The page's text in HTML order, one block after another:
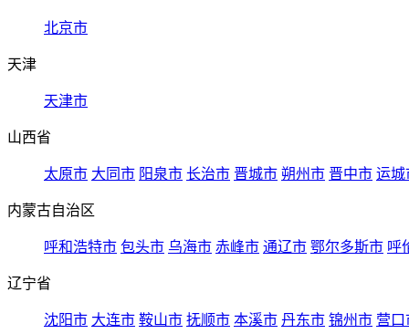
北京市
天津
天津市
山西省
太原市 大同市 阳泉市 长治市 晋城市 朔州市 晋中市 运城
内蒙古自治区
呼和浩特市 包头市 乌海市 赤峰市 通辽市 鄂尔多斯市 呼
辽宁省
沈阳市 大连市 鞍山市 抚顺市 本溪市 丹东市 锦州市 营口